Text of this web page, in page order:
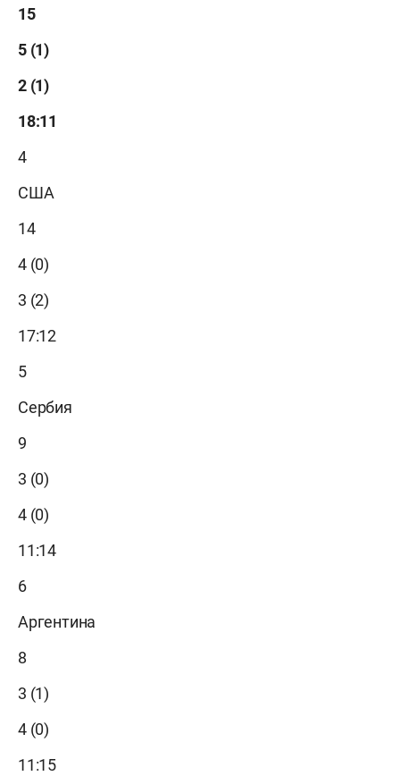
15
5 (1)
2 (1)
18:11
4
США
14
4 (0)
3 (2)
17:12
5
Сербия
9
3 (0)
4 (0)
11:14
6
Аргентина
8
3 (1)
4 (0)
11:15